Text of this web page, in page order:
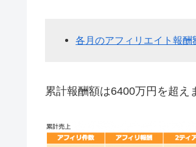
各月のアフィリエイト報
累計報酬額は6400万円を超え